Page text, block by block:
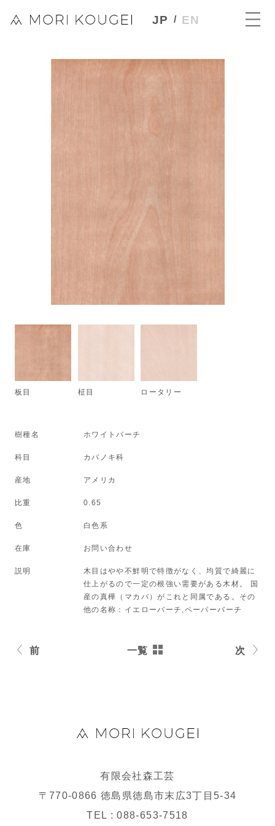
JP EN
板目 柾目 ロータリー
樹種名 ホワイトバーチ
科目 カバノキ科
産地 アメリカ
比重 0.65
色 白色系
在庫 お問い合わせ
説明
木目はやや不鮮明で特徴がなく、均質で綺麗に
仕上がるので一定の根強い需要がある木材。 国
産の真樺（マカバ）がこれと同属である。その
他の名称：イエローバーチ,ペーパーバーチ
前 一覧 次
有限会社森工芸
〒770-0866 徳島県徳島市末広3丁目5-34
TEL : 088-653-7518